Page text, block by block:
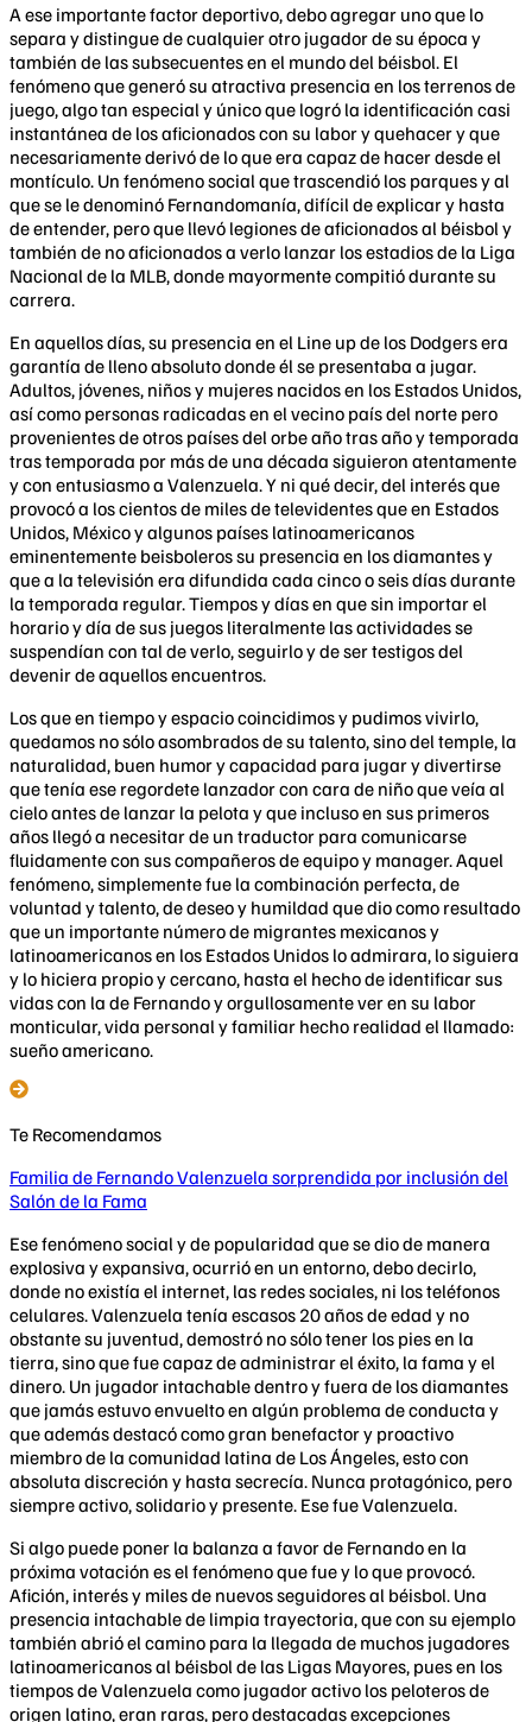
A ese importante factor deportivo, debo agregar uno que lo
separa y distingue de cualquier otro jugador de su época y
también de las subsecuentes en el mundo del béisbol. El
fenómeno que generó su atractiva presencia en los terrenos de
juego, algo tan especial y único que logró la identificación casi
instantánea de los aficionados con su labor y quehacer y que
necesariamente derivó de lo que era capaz de hacer desde el
montículo. Un fenómeno social que trascendió los parques y al
que se le denominó Fernandomanía, difícil de explicar y hasta
de entender, pero que llevó legiones de aficionados al béisbol y
también de no aficionados a verlo lanzar los estadios de la Liga
Nacional de la MLB, donde mayormente compitió durante su
carrera.
En aquellos días, su presencia en el Line up de los Dodgers era
garantía de lleno absoluto donde él se presentaba a jugar.
Adultos, jóvenes, niños y mujeres nacidos en los Estados Unidos,
así como personas radicadas en el vecino país del norte pero
provenientes de otros países del orbe año tras año y temporada
tras temporada por más de una década siguieron atentamente
y con entusiasmo a Valenzuela. Y ni qué decir, del interés que
provocó a los cientos de miles de televidentes que en Estados
Unidos, México y algunos países latinoamericanos
eminentemente beisboleros su presencia en los diamantes y
que a la televisión era difundida cada cinco o seis días durante
la temporada regular. Tiempos y días en que sin importar el
horario y día de sus juegos literalmente las actividades se
suspendían con tal de verlo, seguirlo y de ser testigos del
devenir de aquellos encuentros.
Los que en tiempo y espacio coincidimos y pudimos vivirlo,
quedamos no sólo asombrados de su talento, sino del temple, la
naturalidad, buen humor y capacidad para jugar y divertirse
que tenía ese regordete lanzador con cara de niño que veía al
cielo antes de lanzar la pelota y que incluso en sus primeros
años llegó a necesitar de un traductor para comunicarse
fluidamente con sus compañeros de equipo y manager. Aquel
fenómeno, simplemente fue la combinación perfecta, de
voluntad y talento, de deseo y humildad que dio como resultado
que un importante número de migrantes mexicanos y
latinoamericanos en los Estados Unidos lo admirara, lo siguiera
y lo hiciera propio y cercano, hasta el hecho de identificar sus
vidas con la de Fernando y orgullosamente ver en su labor
monticular, vida personal y familiar hecho realidad el llamado:
sueño americano.
Te Recomendamos
Familia de Fernando Valenzuela sorprendida por inclusión del
Salón de la Fama
Ese fenómeno social y de popularidad que se dio de manera
explosiva y expansiva, ocurrió en un entorno, debo decirlo,
donde no existía el internet, las redes sociales, ni los teléfonos
celulares. Valenzuela tenía escasos 20 años de edad y no
obstante su juventud, demostró no sólo tener los pies en la
tierra, sino que fue capaz de administrar el éxito, la fama y el
dinero. Un jugador intachable dentro y fuera de los diamantes
que jamás estuvo envuelto en algún problema de conducta y
que además destacó como gran benefactor y proactivo
miembro de la comunidad latina de Los Ángeles, esto con
absoluta discreción y hasta secrecía. Nunca protagónico, pero
siempre activo, solidario y presente. Ese fue Valenzuela.
Si algo puede poner la balanza a favor de Fernando en la
próxima votación es el fenómeno que fue y lo que provocó.
Afición, interés y miles de nuevos seguidores al béisbol. Una
presencia intachable de limpia trayectoria, que con su ejemplo
también abrió el camino para la llegada de muchos jugadores
latinoamericanos al béisbol de las Ligas Mayores, pues en los
tiempos de Valenzuela como jugador activo los peloteros de
origen latino, eran raras, pero destacadas excepciones